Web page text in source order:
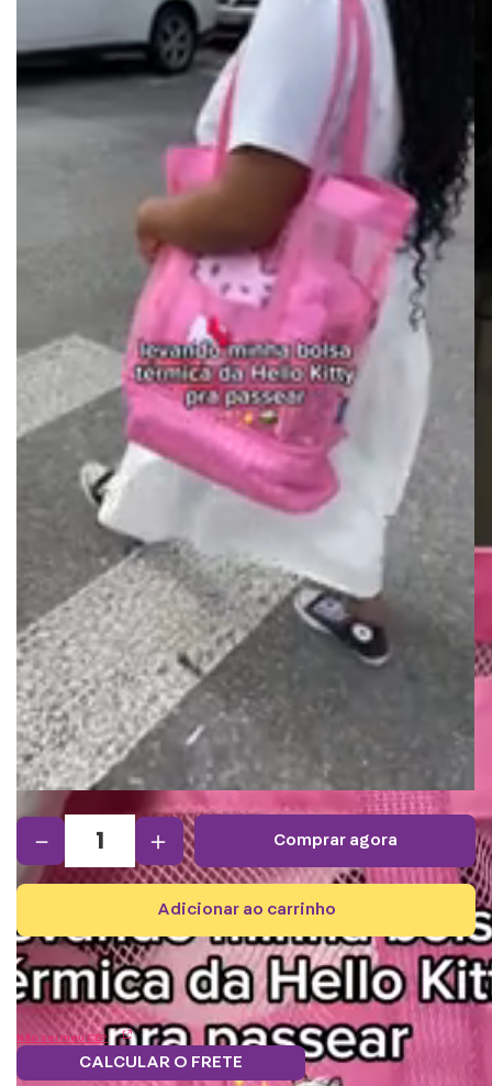
＋
－ comprar agora
adicionar ao carrinho
Não sei meu CEP
CALCULAR O FRETE